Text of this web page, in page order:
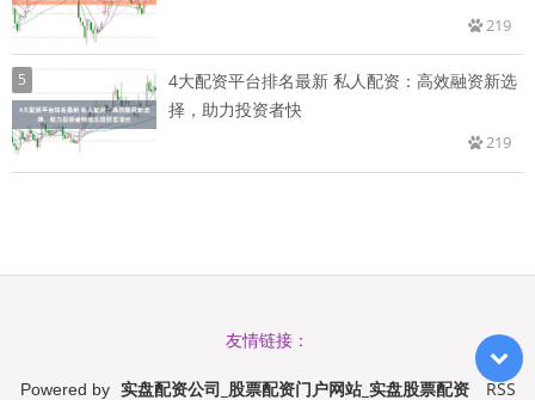
219
5
4大配资平台排名最新 私人配资：高效融资新选
择，助力投资者快
219
友情链接：
Powered by 实盘配资公司_股票配资门户网站_实盘股票配资 RSS